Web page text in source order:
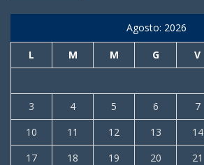
Agosto: 2026
L M M G V
3
4 5 6 7
10
11 12 13 14
17
18 19 20 21